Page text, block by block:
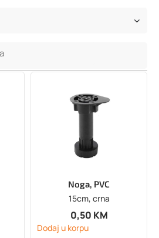
Noga, PVC
15cm, crna
0,50 KM
Dodaj u korpu